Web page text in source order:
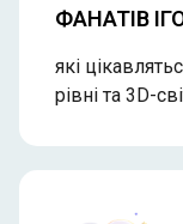
ФАНАТІВ
які
рівні та 3D-